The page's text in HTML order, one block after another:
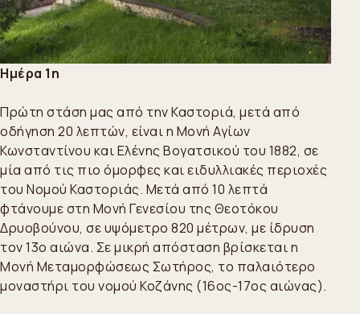
Ημέρα 1η
Πρώτη στάση μας από την Καστοριά, μετά από
οδήγηση 20 λεπτών, είναι η Μονή Αγίων
Κωνσταντίνου και Ελένης Βογατσικού του 1882, σε
μία από τις πιο όμορφες και ειδυλλιακές περιοχές
του Νομού Καστοριάς. Μετά από 10 λεπτά
φτάνουμε στη Μονή Γενεσίου της Θεοτόκου
Δρυοβούνου, σε υψόμετρο 820 μέτρων, με ίδρυση
τον 13ο αιώνα. Σε μικρή απόσταση βρίσκεται η
Μονή Μεταμορφώσεως Σωτήρος, το παλαιότερο
μοναστήρι του νομού Κοζάνης (16ος-17ος αιώνας).